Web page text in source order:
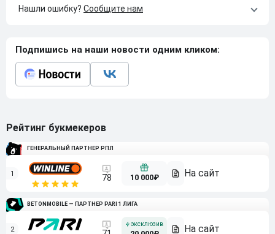
Нашли ошибку? Сообщите нам
Подпишись на наши новости одним кликом:
Рейтинг букмекеров
ГЕНЕРАЛЬНЫЙ ПАРТНЕР РПЛ
1 78 10 000₽
BETONMOBILE — ПАРТНЕР PARI 1 ЛИГА
2